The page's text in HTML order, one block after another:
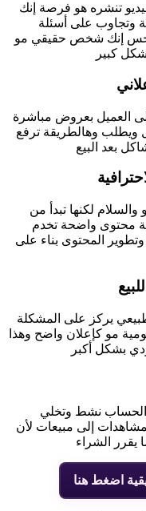
تنشره هو فرصة إنك
وتجاوب على أسئلة
يحس إنك شخص حقيقي مو
كبير
العميل بعروض مباشرة
ويطلب وهالطريقة ترفع
بعد البيع
لكنها تبدأ من
محتوى واضحة تخدم
المحتوى بناء على
يركز على المشكلة
مو كإعلان واضح وهذا
بشكل أكبر
الحساب نشط وتخلي
إلى مبيعات لأن
يقرر الشراء
اضغط هنا